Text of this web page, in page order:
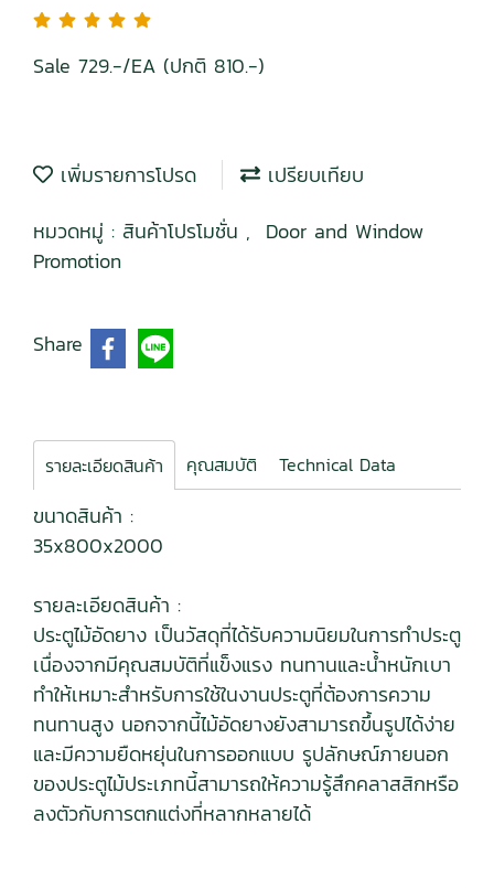
Sale 729.-/EA (ปกติ 810.-)
เพิ่มรายการโปรด
เปรียบเทียบ
หมวดหมู่ : สินค้าโปรโมชั่น , Door and Window
Promotion
Share
รายละเอียดสินค้า คุณสมบัติ Technical Data
ขนาดสินค้า :
35x800x2000
รายละเอียดสินค้า :
ประตูไม้อัดยาง เป็นวัสดุที่ได้รับความนิยมในการทำประตู
เนื่องจากมีคุณสมบัติที่แข็งแรง ทนทานและน้ำหนักเบา
ทำให้เหมาะสำหรับการใช้ในงานประตูที่ต้องการความ
ทนทานสูง นอกจากนี้ไม้อัดยางยังสามารถขึ้นรูปได้ง่าย
และมีความยืดหยุ่นในการออกแบบ รูปลักษณ์ภายนอก
ของประตูไม้ประเภทนี้สามารถให้ความรู้สึกคลาสสิกหรือ
ลงตัวกับการตกแต่งที่หลากหลายได้